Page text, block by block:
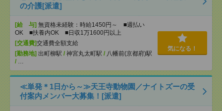
の介護[派遣]
[給 与] 無資格未経験：時給1450円～ ■週払い
OK ■扶養内OK ■日収1万1600円以上
[交通費]交通費全額支給
[勤務地] 出町柳駅 / 神宮丸太町駅 / 八幡前(京都府)駅
/ …
気になる！
≪単発＊1日から～≫天王寺動物園／ナイトズーの受
付案内メンバー大募集！[派遣]